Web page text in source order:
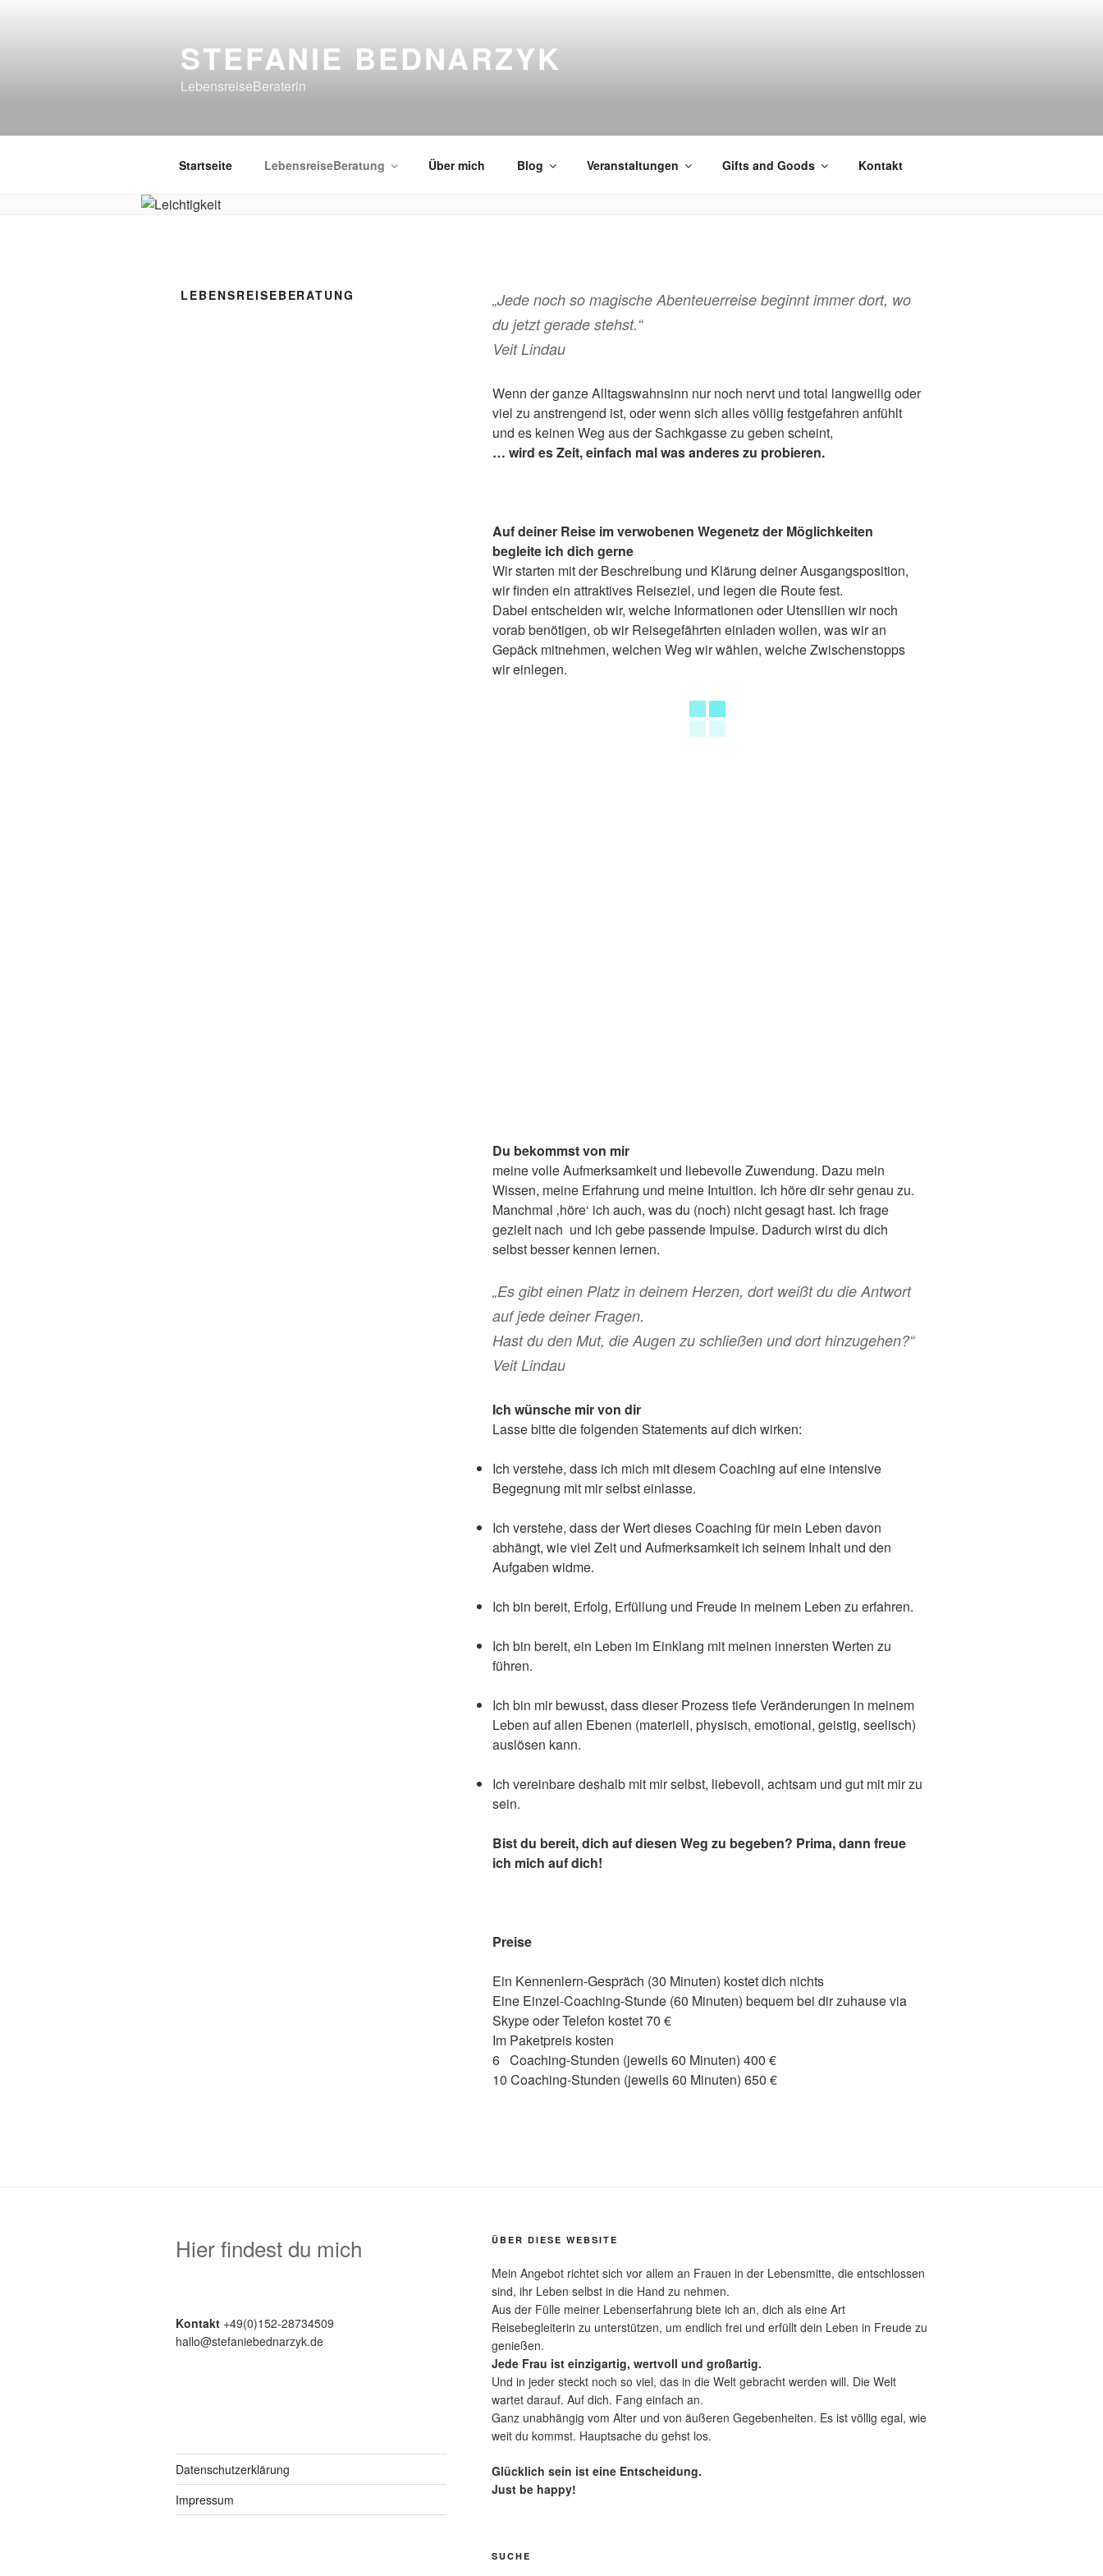
STEFANIE BEDNARZYK
LebensreiseBeraterin
Startseite LebensreiseBeratung Über mich Blog Veranstaltungen Gifts and Goods Kontakt
LEBENSREISEBERATUNG
„Jede noch so magische Abenteuerreise beginnt immer dort, wo
du jetzt gerade stehst.“
Veit Lindau
Wenn der ganze Alltagswahnsinn nur noch nervt und total langweilig oder
viel zu anstrengend ist, oder wenn sich alles völlig festgefahren anfühlt
und es keinen Weg aus der Sachkgasse zu geben scheint,
… wird es Zeit, einfach mal was anderes zu probieren.
Auf deiner Reise im verwobenen Wegenetz der Möglichkeiten
begleite ich dich gerne
Wir starten mit der Beschreibung und Klärung deiner Ausgangsposition,
wir finden ein attraktives Reiseziel, und legen die Route fest.
Dabei entscheiden wir, welche Informationen oder Utensilien wir noch
vorab benötigen, ob wir Reisegefährten einladen wollen, was wir an
Gepäck mitnehmen, welchen Weg wir wählen, welche Zwischenstopps
wir einlegen.
Du bekommst von mir
meine volle Aufmerksamkeit und liebevolle Zuwendung. Dazu mein
Wissen, meine Erfahrung und meine Intuition. Ich höre dir sehr genau zu.
Manchmal ‚höre‘ ich auch, was du (noch) nicht gesagt hast. Ich frage
gezielt nach und ich gebe passende Impulse. Dadurch wirst du dich
selbst besser kennen lernen.
„Es gibt einen Platz in deinem Herzen, dort weißt du die Antwort
auf jede deiner Fragen.
Hast du den Mut, die Augen zu schließen und dort hinzugehen?“
Veit Lindau
Ich wünsche mir von dir
Lasse bitte die folgenden Statements auf dich wirken:
Ich verstehe, dass ich mich mit diesem Coaching auf eine intensive
Begegnung mit mir selbst einlasse.
Ich verstehe, dass der Wert dieses Coaching für mein Leben davon
abhängt, wie viel Zeit und Aufmerksamkeit ich seinem Inhalt und den
Aufgaben widme.
Ich bin bereit, Erfolg, Erfüllung und Freude in meinem Leben zu erfahren.
Ich bin bereit, ein Leben im Einklang mit meinen innersten Werten zu
führen.
Ich bin mir bewusst, dass dieser Prozess tiefe Veränderungen in meinem
Leben auf allen Ebenen (materiell, physisch, emotional, geistig, seelisch)
auslösen kann.
Ich vereinbare deshalb mit mir selbst, liebevoll, achtsam und gut mit mir zu
sein.
Bist du bereit, dich auf diesen Weg zu begeben? Prima, dann freue
ich mich auf dich!
Preise
Ein Kennenlern-Gespräch (30 Minuten) kostet dich nichts
Eine Einzel-Coaching-Stunde (60 Minuten) bequem bei dir zuhause via
Skype oder Telefon kostet 70 €
Im Paketpreis kosten
6 Coaching-Stunden (jeweils 60 Minuten) 400 €
10 Coaching-Stunden (jeweils 60 Minuten) 650 €
Hier findest du mich
Kontakt +49(0)152-28734509
hallo@stefaniebednarzyk.de
Datenschutzerklärung
Impressum
ÜBER DIESE WEBSITE
Mein Angebot richtet sich vor allem an Frauen in der Lebensmitte, die entschlossen
sind, ihr Leben selbst in die Hand zu nehmen.
Aus der Fülle meiner Lebenserfahrung biete ich an, dich als eine Art
Reisebegleiterin zu unterstützen, um endlich frei und erfüllt dein Leben in Freude zu
genießen.
Jede Frau ist einzigartig, wertvoll und großartig.
Und in jeder steckt noch so viel, das in die Welt gebracht werden will. Die Welt
wartet darauf. Auf dich. Fang einfach an.
Ganz unabhängig vom Alter und von äußeren Gegebenheiten. Es ist völlig egal, wie
weit du kommst. Hauptsache du gehst los.
Glücklich sein ist eine Entscheidung.
Just be happy!
SUCHE